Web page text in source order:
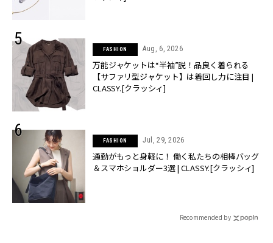
FASHION Aug, 6, 2026
万能ジャケットは“半袖”説！品良く着られる
【サファリ型ジャケット】は着回し力に注目 |
CLASSY.[クラッシィ]
FASHION Jul, 29, 2026
通勤がもっと身軽に！ 働く私たちの相棒バッグ
＆スマホショルダー3選 | CLASSY.[クラッシィ]
Recommended by